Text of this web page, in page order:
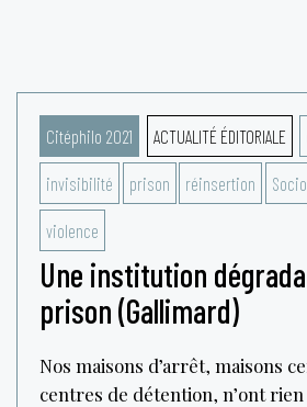
Citéphilo 2021 ACTUALITÉ ÉDITORIALE
invisibilité prison réinsertion
violence
Une institution
prison (Gallimard)
Nos maisons d’arrêt, maisons
centres de détention, n’ont rien